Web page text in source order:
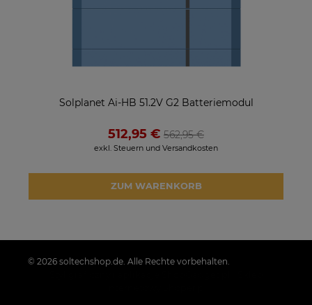
Solplanet Ai-HB 51.2V G2 Batteriemodul
512,95 € 562,95 €
exkl. Steuern und Versandkosten
ZUM WARENKORB
© 2026 soltechshop.de. Alle Rechte vorbehalten.